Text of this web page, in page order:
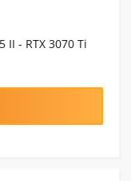
II - RTX 3070 Ti